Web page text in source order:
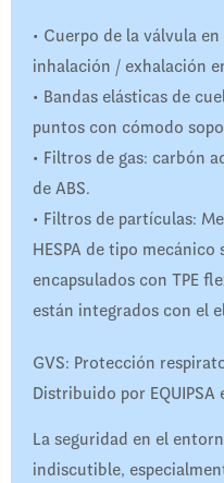
• Cuerpo de la válvula
inhalación / exhalación
• Bandas elásticas de
puntos con cómodo
• Filtros de gas: carbón
de ABS.
• Filtros de partículas:
HESPA de tipo
encapsulados con TPE
están integrados con el
GVS: Protección
Distribuido por EQUIPSA
La seguridad en el
indiscutible,